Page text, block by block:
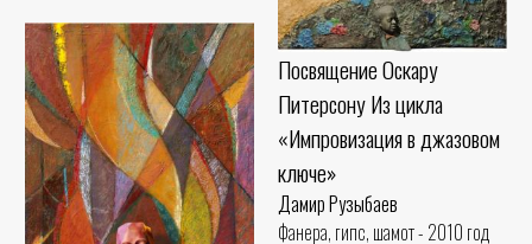
Посвящение Оскару
Питерсону Из цикла
«Импровизация в джазовом
ключе»
Дамир Рузыбаев
Фанера, гипс, шамот - 2010 год